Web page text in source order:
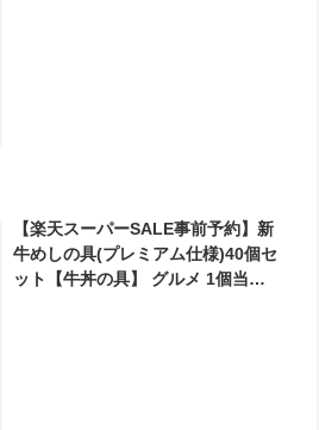
【楽天スーパーSALE事前予約】新
牛めしの具(プレミアム仕様)40個セ
ット【牛丼の具】 グルメ 1個当た